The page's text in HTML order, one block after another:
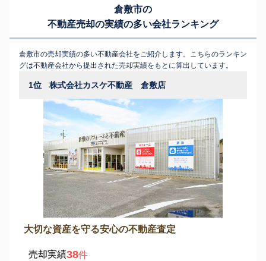
倉敷市の
不動産売却の実績の多い会社ランキング
倉敷市の売却実績の多い不動産会社をご紹介します。こちらのランキン
グは不動産会社から提出された売却実績をもとに算出しています。
1位 株式会社カスケ不動産 倉敷店
大切な資産を守る安心の不動産査定
売却実績38件